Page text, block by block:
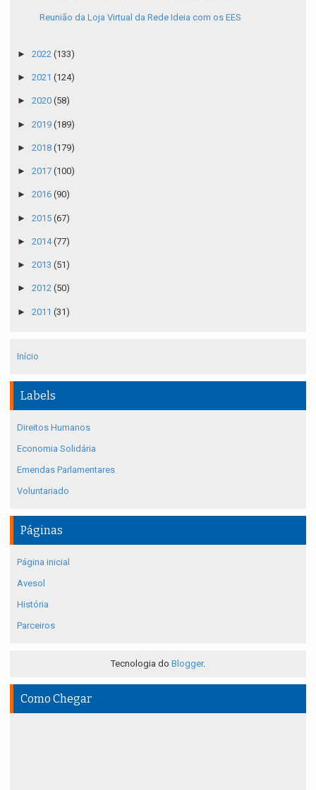
Reunião da Loja Virtual da Rede Ideia com os EES
► 2022 (133)
► 2021 (124)
► 2020 (58)
► 2019 (189)
► 2018 (179)
► 2017 (100)
► 2016 (90)
► 2015 (67)
► 2014(77)
► 2013 (51)
► 2012 (50)
► 2011 (31)
Início
Labels
Direitos Humanos
Economia Solidária
Emendas Parlamentares
Voluntariado
Páginas
Página inicial
Avesol
História
Parceiros
Tecnologia do Blogger.
Como Chegar